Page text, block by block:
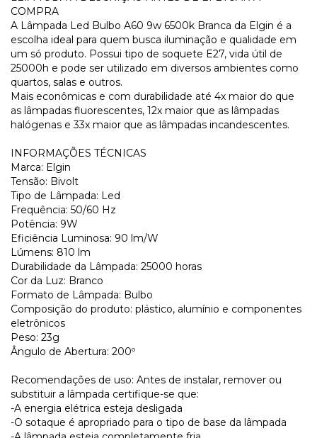
COMPRA
A Lâmpada Led Bulbo A60 9w 6500k Branca da Elgin é a
escolha ideal para quem busca iluminação e qualidade em
um só produto. Possui tipo de soquete E27, vida útil de
25000h e pode ser utilizado em diversos ambientes como
quartos, salas e outros.
Mais econômicas e com durabilidade até 4x maior do que
as lâmpadas fluorescentes, 12x maior que as lâmpadas
halógenas e 33x maior que as lâmpadas incandescentes.
INFORMAÇÕES TÉCNICAS
Marca: Elgin
Tensão: Bivolt
Tipo de Lâmpada: Led
Frequência: 50/60 Hz
Potência: 9W
Eficiência Luminosa: 90 lm/W
Lúmens: 810 lm
Durabilidade da Lâmpada: 25000 horas
Cor da Luz: Branco
Formato de Lâmpada: Bulbo
Composição do produto: plástico, alumínio e componentes
eletrônicos
Peso: 23g
Ângulo de Abertura: 200º
Recomendações de uso: Antes de instalar, remover ou
substituir a lâmpada certifique-se que:
-A energia elétrica esteja desligada
-O sotaque é apropriado para o tipo de base da lâmpada